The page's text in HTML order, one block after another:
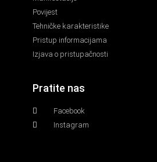
Povijest
Tehničke karakteristike
Pristup informacijama
Izjava o pristupačnosti
Pratite nas
Facebook
Instagram